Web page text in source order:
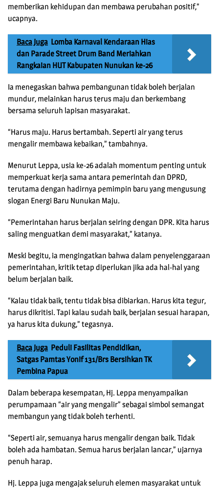
memberikan kehidupan dan membawa perubahan positif,”
ucapnya.
Baca Juga Lomba Karnaval Kendaraan Hias
dan Parade Street Drum Band Meriahkan
Rangkaian HUT Kabupaten Nunukan ke-26
Ia menegaskan bahwa pembangunan tidak boleh berjalan
mundur, melainkan harus terus maju dan berkembang
bersama seluruh lapisan masyarakat.
“Harus maju. Harus bertambah. Seperti air yang terus
mengalir membawa kebaikan,” tambahnya.
Menurut Leppa, usia ke-26 adalah momentum penting untuk
memperkuat kerja sama antara pemerintah dan DPRD,
terutama dengan hadirnya pemimpin baru yang mengusung
slogan Energi Baru Nunukan Maju.
“Pemerintahan harus berjalan seiring dengan DPR. Kita harus
saling menguatkan demi masyarakat,” katanya.
Meski begitu, ia mengingatkan bahwa dalam penyelenggaraan
pemerintahan, kritik tetap diperlukan jika ada hal-hal yang
belum berjalan baik.
“Kalau tidak baik, tentu tidak bisa dibiarkan. Harus kita tegur,
harus dikritisi. Tapi kalau sudah baik, berjalan sesuai harapan,
ya harus kita dukung,” tegasnya.
Baca Juga Peduli Fasilitas Pendidikan,
Satgas Pamtas Yonif 131/Brs Bersihkan TK
Pembina Papua
Dalam beberapa kesempatan, Hj. Leppa menyampaikan
perumpamaan “air yang mengalir” sebagai simbol semangat
membangun yang tidak boleh terhenti.
“Seperti air, semuanya harus mengalir dengan baik. Tidak
boleh ada hambatan. Semua harus berjalan lancar,” ujarnya
penuh harap.
Hj. Leppa juga mengajak seluruh elemen masyarakat untuk